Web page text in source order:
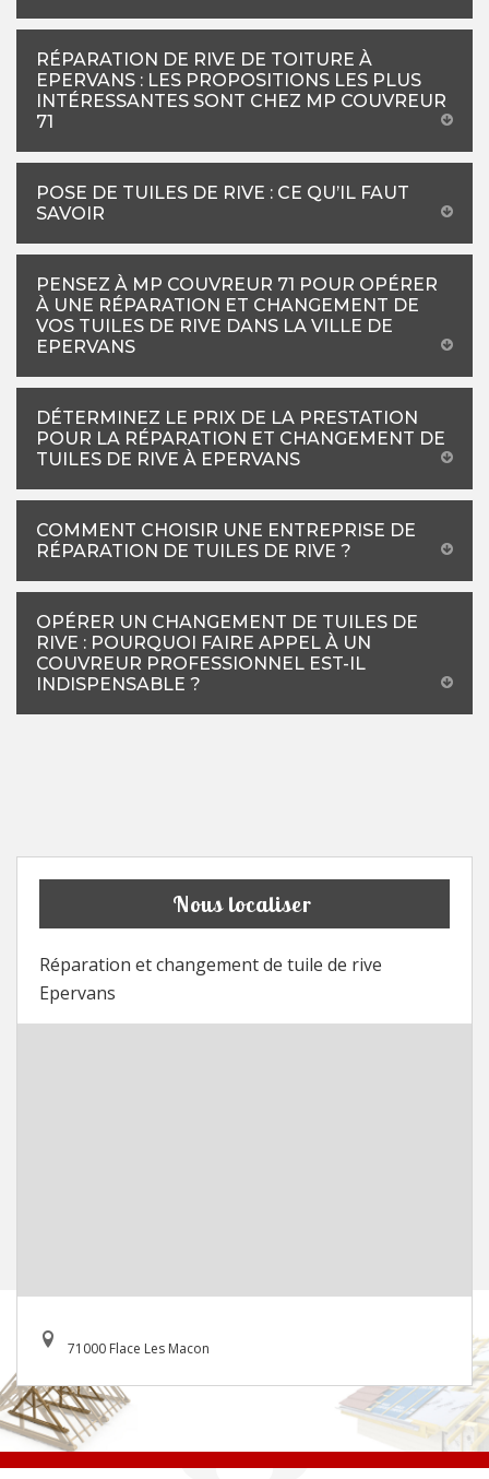
RÉPARATION DE RIVE DE TOITURE À
EPERVANS : LES PROPOSITIONS LES PLUS
INTÉRESSANTES SONT CHEZ MP COUVREUR
71
POSE DE TUILES DE RIVE : CE QU’IL FAUT
SAVOIR
PENSEZ À MP COUVREUR 71 POUR OPÉRER
À UNE RÉPARATION ET CHANGEMENT DE
VOS TUILES DE RIVE DANS LA VILLE DE
EPERVANS
DÉTERMINEZ LE PRIX DE LA PRESTATION
POUR LA RÉPARATION ET CHANGEMENT DE
TUILES DE RIVE À EPERVANS
COMMENT CHOISIR UNE ENTREPRISE DE
RÉPARATION DE TUILES DE RIVE ?
OPÉRER UN CHANGEMENT DE TUILES DE
RIVE : POURQUOI FAIRE APPEL À UN
COUVREUR PROFESSIONNEL EST-IL
INDISPENSABLE ?
Nous localiser
Réparation et changement de tuile de rive
Epervans
71000 Flace Les Macon